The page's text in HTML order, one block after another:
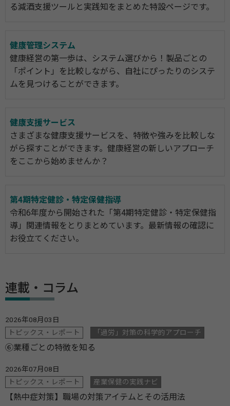
る減酒支援ツールと実践知をまとめた特設ページです。
健康管理システム
健康経営の第一歩は、システム選びから！製品ごとの
「ポイント」を比較しながら、自社にぴったりのシステ
ムを見つけることができます。
健康支援サービス
さまざまな健康支援サービスを、特徴や強みを比較しな
がら探すことができます。健康経営の新しいアプローチ
をここから始めませんか？
第4期特定健診・特定保健指導
令和6年度から開始された「第4期特定健診・特定保健指
導」関連情報をとりまとめています。最新情報の確認に
お役立てください。
連載・コラム
2026年08月03日
トピックス・レポート
「過労」対策の科学的アプローチ
⑥業種ごとの特徴を知る
2026年07月08日
トピックス・レポート
産業保健の実践ナビ
【熱中症対策】職場の対策アイテムとその活用法